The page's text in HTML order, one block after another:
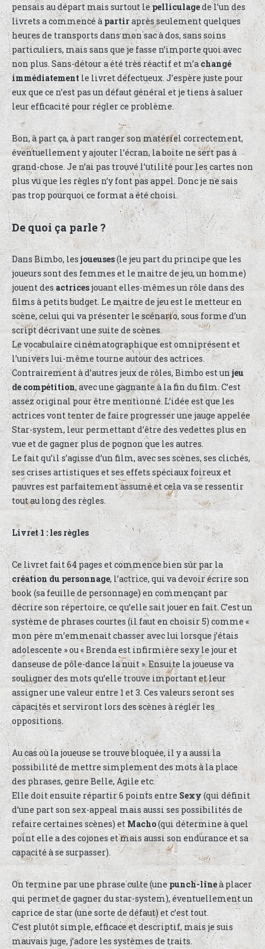
pensais au départ mais surtout lepelliculagede l’un des
livrets a commencé à partiraprès seulement quelques
heures de transports dans mon sac à dos, sans soins
particuliers, mais sans que je fasse n’importe quoi avec
non plus. Sans-détour a été très réactif et m’achangé
immédiatement le livret défectueux. J’espère juste pour
eux que ce n’est pas un défaut général et je tiens à saluer
leur efficacité pour régler ce problème.
Bon, à part ça, à part ranger son matériel correctement,
éventuellement y ajouter l’écran, la boite ne sert pas à
grand-chose. Je n’ai pas trouvé l’utilité pour les cartes non
plus vu que les règles n’y font pas appel. Donc je ne sais
pas trop pourquoi ce format a été choisi.
De quoi ça parle ?
Dans Bimbo, les joueuses(le jeu part du principe que les
joueurs sont des femmes et le maitre de jeu, un homme)
jouent desactricesjouant elles-mêmes un rôle dans des
films à petits budget. Le maitre de jeu est le metteur en
scène, celui qui va présenter le scénario, sous forme d’un
script décrivant une suite de scènes.
Le vocabulaire cinématographique est omniprésent et
l’univers lui-même tourne autour des actrices.
Contrairement à d’autres jeux de rôles, Bimbo est unjeu
de compétition, avec une gagnante à la fin du film. C’est
assez original pour être mentionné. L’idée est que les
actrices vont tenter de faire progresser une jauge appelée
Star-system, leur permettant d’être des vedettes plus en
vue et de gagner plus de pognon que les autres.
Le fait qu’il s’agisse d’un film, avec ses scènes, ses clichés,
ses crises artistiques et ses effets spéciaux foireux et
pauvres est parfaitement assumé et cela va se ressentir
tout au long des règles.
Livret 1 : les règles
Ce livret fait 64 pages et commence bien sûr par la
création du personnage, l’actrice, qui va devoir écrire son
book (sa feuille de personnage) en commençant par
décrire son répertoire, ce qu’elle sait jouer en fait. C’est un
système de phrases courtes (il faut en choisir 5) comme «
mon père m’emmenait chasser avec lui lorsque j’étais
adolescente » ou « Brenda est infirmière sexy le jour et
danseuse de pôle-dance la nuit ». Ensuite la joueuse va
souligner des mots qu’elle trouve important et leur
assigner une valeur entre 1 et 3. Ces valeurs seront ses
capacités et serviront lors des scènes à régler les
oppositions.
Au cas où la joueuse se trouve bloquée, il y a aussi la
possibilité de mettre simplement des mots à la place
des phrases, genre Belle, Agile etc.
Elle doit ensuite répartir 6 points entreSexy (qui définit
d’une part son sex-appeal mais aussi ses possibilités de
refaire certaines scènes) et Macho(qui détermine à quel
point elle a des cojones et mais aussi son endurance et sa
capacité à se surpasser).
On termine par une phrase culte (unepunch-lineà placer
qui permet de gagner du star-system), éventuellement un
caprice de star (une sorte de défaut) et c’est tout.
C’est plutôt simple, efficace et descriptif, mais je suis
mauvais juge, j’adore les systèmes de traits.